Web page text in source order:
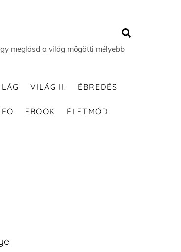
meglásd a világ mögötti mélyebb
VILÁG II. ÉBREDÉS
EBOOK ÉLETMÓD